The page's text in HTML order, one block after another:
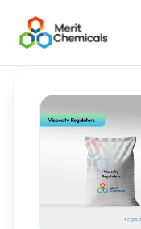
Katalogga qaytish